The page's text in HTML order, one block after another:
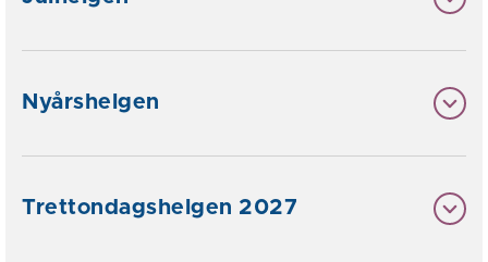
Nyårshelgen
Trettondagshelgen 2027